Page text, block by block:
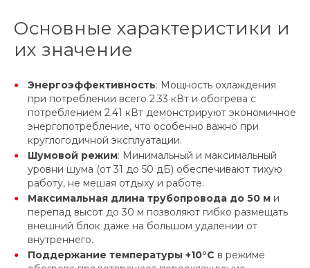
Основные характеристики и
их значение
Энергоэффективность: Мощность охлаждения
при потреблении всего 2.33 кВт и обогрева с
потреблением 2.41 кВт демонстрируют экономичное
энергопотребление, что особенно важно при
круглогодичной эксплуатации.
Шумовой режим: Минимальный и максимальный
уровни шума (от 31 до 50 дБ) обеспечивают тихую
работу, не мешая отдыху и работе.
Максимальная длина трубопровода до 50 м и
перепад высот до 30 м позволяют гибко размещать
внешний блок даже на большом удалении от
внутреннего.
Поддержание температуры +10°C в режиме